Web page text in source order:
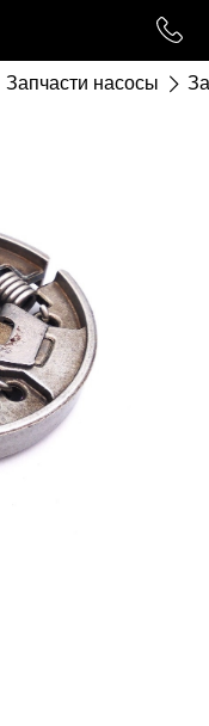
Запчасти насосы